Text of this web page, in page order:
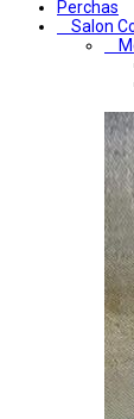
Perchas
Salon